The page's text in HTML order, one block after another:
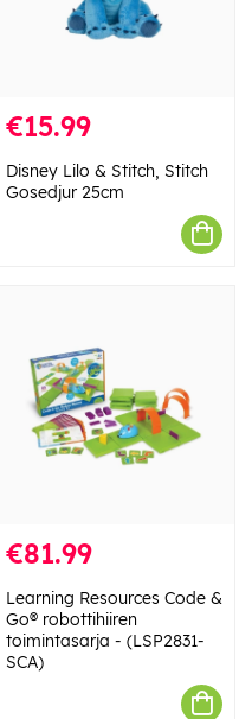
€15.99
Disney Lilo & Stitch, Stitch
Gosedjur 25cm
€81.99
Learning Resources Code &
Go® robottihiiren
toimintasarja - (LSP2831-
SCA)